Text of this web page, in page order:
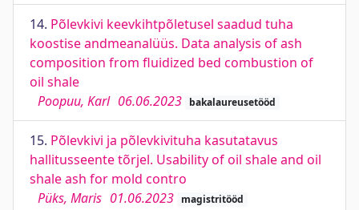
14. Põlevkivi keevkihtpõletusel saadud tuha
koostise andmeanalüüs. Data analysis of ash
composition from fluidized bed combustion of
oil shale
Poopuu, Karl 06.06.2023 bakalaureusetööd
15. Põlevkivi ja põlevkivituha kasutatavus
hallitusseente tõrjel. Usability of oil shale and oil
shale ash for mold contro
Püks, Maris 01.06.2023 magistritööd